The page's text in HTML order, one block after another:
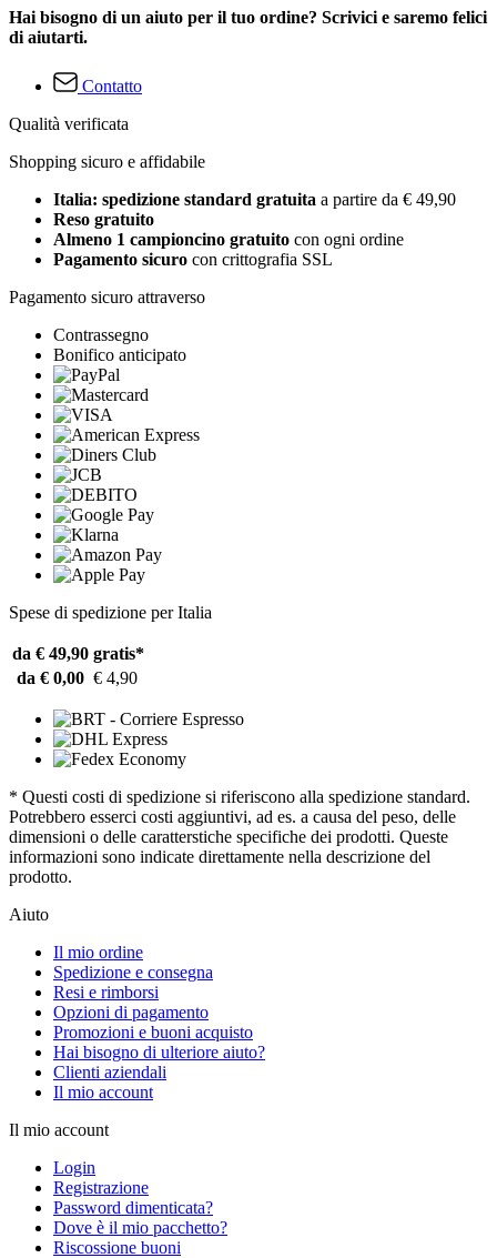
Hai bisogno di un aiuto per il tuo ordine? Scrivici e saremo felici
di aiutarti.
Contatto
Qualità verificata
Shopping sicuro e affidabile
Italia: spedizione standard gratuita a partire da € 49,90
Reso gratuito
Almeno 1 campioncino gratuito con ogni ordine
Pagamento sicuro con crittografia SSL
Pagamento sicuro attraverso
Contrassegno
Bonifico anticipato
Spese di spedizione per Italia
da € 49,90 gratis*
da € 0,00 € 4,90
* Questi costi di spedizione si riferiscono alla spedizione standard.
Potrebbero esserci costi aggiuntivi, ad es. a causa del peso, delle
dimensioni o delle caratterstiche specifiche dei prodotti. Queste
informazioni sono indicate direttamente nella descrizione del
prodotto.
Aiuto
Il mio ordine
Spedizione e consegna
Resi e rimborsi
Opzioni di pagamento
Promozioni e buoni acquisto
Hai bisogno di ulteriore aiuto?
Clienti aziendali
Il mio account
Il mio account
Login
Registrazione
Password dimenticata?
Dove è il mio pacchetto?
Riscossione buoni